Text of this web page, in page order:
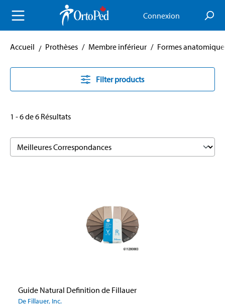
principal Connexion
Accueil Prothèses / Membre inférieur / Formes
Filter products
1 - 6 de 6 Résultats
Guide Natural Definition de Fillauer
De Fillauer, Inc.